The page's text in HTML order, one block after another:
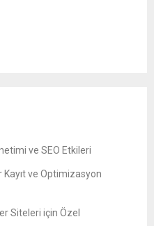
ve SEO Etkileri
ve Optimizasyon
Siteleri için Özel